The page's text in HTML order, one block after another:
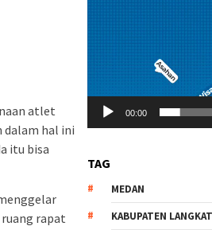
atlet
dalam hal ini
itu bisa
ruang rapat
00:00
TAG
MEDAN
KABUPATEN LANGKAT